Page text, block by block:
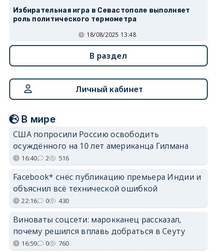
Избирательная игра в Севастополе выполняет
роль политического термометра
18/08/2025 13:48
В раздел
Личный кабинет
В мире
США попросили Россию освободить
осуждённого на 10 лет американца Гилмана
16:40 2 516
Facebook* снёс публикацию премьера Индии и
объяснил всё технической ошибкой
22:16 0 430
Виноваты соцсети: марокканец рассказал,
почему решился вплавь добраться в Сеуту
16:59 0 760